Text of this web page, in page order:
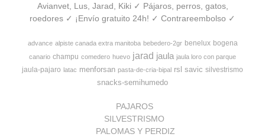
Avianvet, Lus, Jarad, Kiki ✓ Pájaros, perros, gatos,
roedores ✓ ¡Envío gratuito 24h! ✓ Contrareembolso ✓
advance alpiste canada extra manitoba bebedero-2gr benelux bogena
canario champu comedero huevo jarad jaula jaula loro con parque
jaula-pajaro latac menforsan pasta-de-cria-bipal rsl savic silvestrismo
snacks-semihumedo
PAJAROS
SILVESTRISMO
PALOMAS Y PERDIZ